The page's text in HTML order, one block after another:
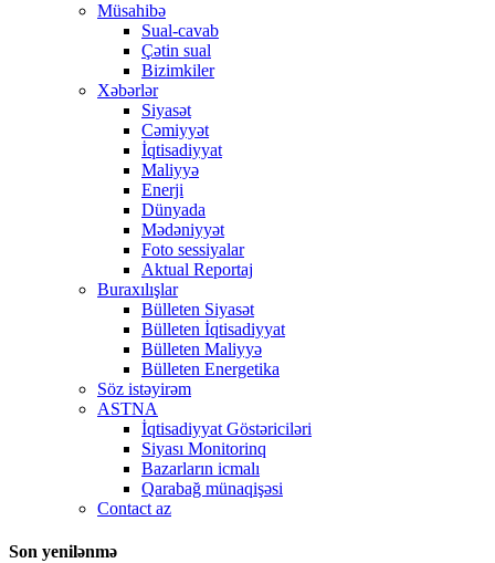
Müsahibə
Sual-cavab
Çətin sual
Bizimkiler
Xəbərlər
Siyasət
Cəmiyyət
İqtisadiyyat
Maliyyə
Enerji
Dünyada
Mədəniyyət
Foto sessiyalar
Aktual Reportaj
Buraxılışlar
Bülleten Siyasət
Bülleten İqtisadiyyat
Bülleten Maliyyə
Bülleten Energetika
Söz istəyirəm
ASTNA
İqtisadiyyat Göstəriciləri
Siyası Monitorinq
Bazarların icmalı
Qarabağ münaqişəsi
Contact az
Son yenilənmə